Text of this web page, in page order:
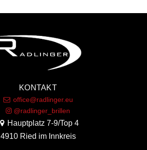
KONTAKT
office@radlinger.eu
@radlinger_brillen
Hauptplatz 7-9/Top 4
4910 Ried im Innkreis